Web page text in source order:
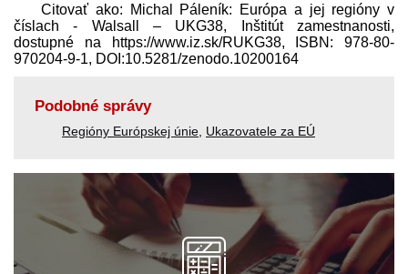
Citovať ako: Michal Páleník: Európa a jej regióny v
číslach - Walsall – UKG38, Inštitút zamestnanosti,
dostupné na https://www.iz.sk/​RUKG38, ISBN: 978-80-
970204-9-1, DOI:10.5281/zenodo.10200164
Podobné správy
Regióny Európskej únie Ukazovatele za EÚ